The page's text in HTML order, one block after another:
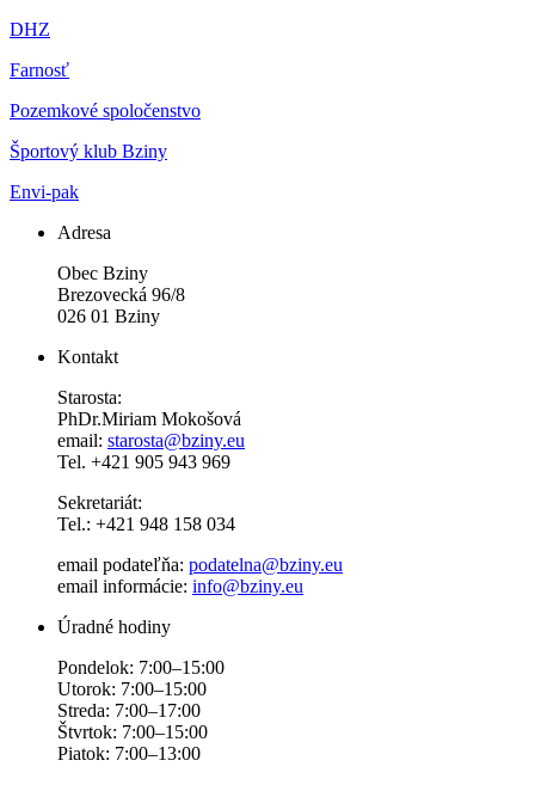
DHZ
Farnosť
Pozemkové spoločenstvo
Športový klub Bziny
Envi-pak
Adresa
Obec Bziny
Brezovecká 96/8
026 01 Bziny
Kontakt
Starosta:
PhDr.Miriam Mokošová
email: starosta@bziny.eu
Tel. +421 905 943 969
Sekretariát:
Tel.: +421 948 158 034
email podateľňa: podatelna@bziny.eu
email informácie: info@bziny.eu
Úradné hodiny
Pondelok: 7:00–15:00
Utorok: 7:00–15:00
Streda: 7:00–17:00
Štvrtok: 7:00–15:00
Piatok: 7:00–13:00